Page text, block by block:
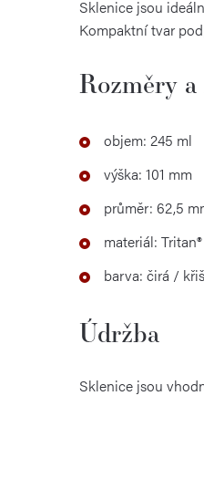
Sklenice jsou
Kompaktní tvar
Rozměry
objem: 245 ml
výška: 101 mm
průměr: 62,5
materiál:
barva: čirá /
Údržba
Sklenice jsou